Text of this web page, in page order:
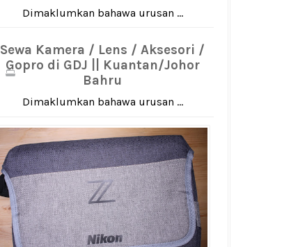
Dimaklumkan bahawa urusan ...
Sewa Kamera / Lens / Aksesori /
Gopro di GDJ || Kuantan/Johor
Bahru
Dimaklumkan bahawa urusan ...